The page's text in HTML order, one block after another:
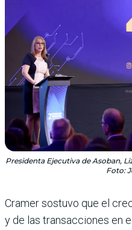
Presidenta Ejecutiva de Asoban,
Foto:
Cramer sostuvo que el
y de las transacciones en